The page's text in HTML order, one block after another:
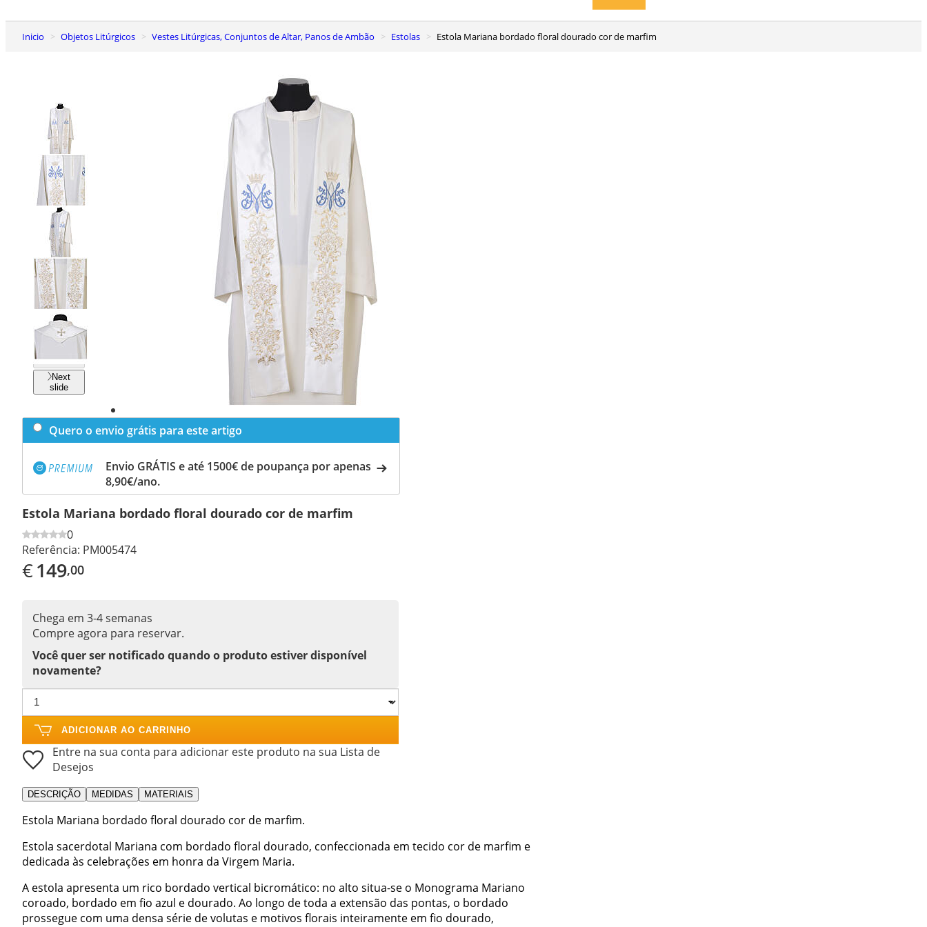
Inicio Objetos Litúrgicos Vestes Litúrgicas, Conjuntos de Altar, Panos de Ambão Estolas Estola Mariana bordado floral dourado cor de marfim
slide
Next
slide
Quero o envio grátis para este artigo
Envio GRÁTIS e até 1500€ de poupança por apenas
8,90€/ano.
Estola Mariana bordado floral dourado cor de marfim
0
Referência: PM005474
€149,00
Chega em 3-4 semanas
Compre agora para reservar.
Você quer ser notificado quando o produto estiver disponível
novamente?
ADICIONAR AO CARRINHO
Entre na sua conta para adicionar este produto na sua Lista de
Desejos
DESCRIÇÃO MEDIDAS MATERIAIS
Estola Mariana bordado floral dourado cor de marfim.
Estola sacerdotal Mariana com bordado floral dourado, confeccionada em tecido cor de marfim e
dedicada às celebrações em honra da Virgem Maria.
A estola apresenta um rico bordado vertical bicromático: no alto situa-se o Monograma Mariano
coroado, bordado em fio azul e dourado. Ao longo de toda a extensão das pontas, o bordado
prossegue com uma densa série de volutas e motivos florais inteiramente em fio dourado,